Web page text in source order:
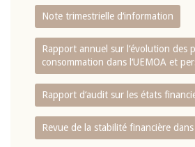
Note trimestrielle d‘information
Rapport annuel sur l‘évolution des
consommation dans l‘UEMOA et
Rapport d‘audit sur les états
Revue de la stabilité financière dans